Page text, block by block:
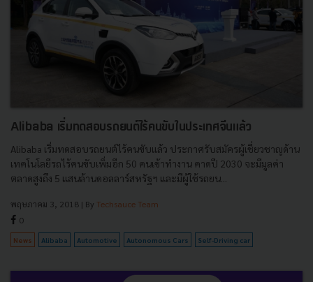
Alibaba เริ่มทดสอบรถยนต์ไร้คนขับในประเทศจีนแล้ว
Alibaba เริ่มทดสอบรถยนต์ไร้คนขับแล้ว ประกาศรับสมัครผู้เชี่ยวชาญด้าน
เทคโนโลยีรถไร้คนขับเพิ่มอีก 50 คนเข้าทำงาน คาดปี 2030 จะมีมูลค่า
ตลาดสูงถึง 5 แสนล้านดอลลาร์สหรัฐฯ และมีผู้ใช้รถยน...
พฤษภาคม 3, 2018 | By Techsauce Team
0
News Alibaba Automotive Autonomous Cars Self-Driving car